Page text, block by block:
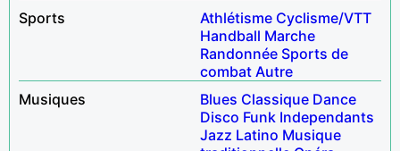
Sports
Athlétisme Cyclisme/VTT
Handball Marche
Randonnée Sports de
combat Autre
Musiques
Blues Classique Dance
Disco Funk Independants
Jazz Latino Musique